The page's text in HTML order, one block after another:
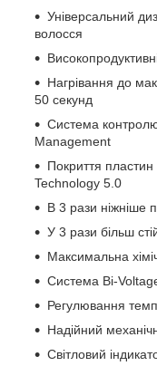
Універсальний
волосся
Нагрівання до
50 секунд
Система
Management
Покриття
Technology 5.0
В 3 рази ніжніше
У 3 рази більш
Максимальна
Система Bi-
Регулювання
Надійний
Світловий